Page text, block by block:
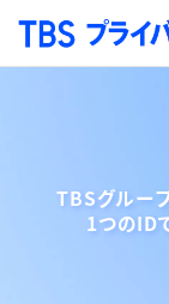
TBSグルー
1つのID